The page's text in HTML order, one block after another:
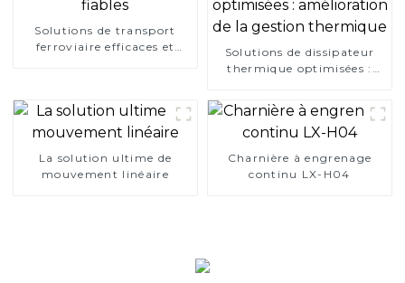
Solutions de transport
ferroviaire efficaces et
Solutions de dissipateur
thermique optimisées :
La solution ultime de
mouvement linéaire
Charnière à engrenage
continu LX-H04